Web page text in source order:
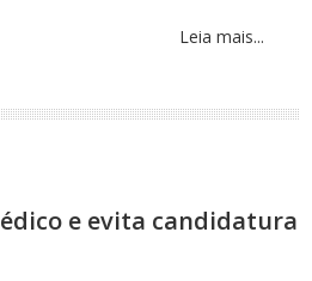
Leia mais...
e evita candidatura